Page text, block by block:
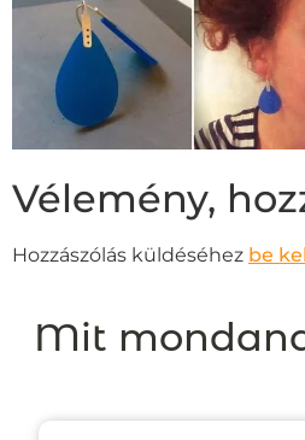
Vélemény,
Hozzászólás küldéséhez be
Mit